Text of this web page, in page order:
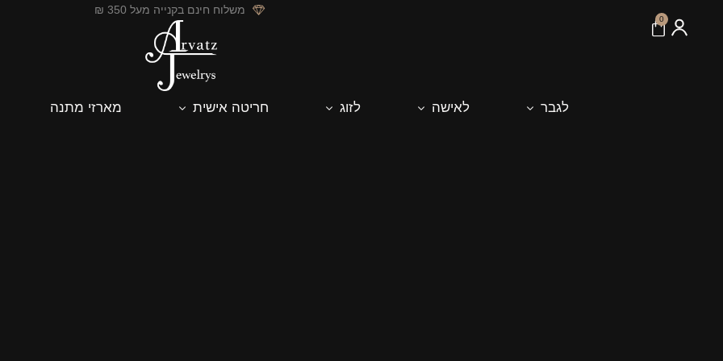
משלוח חינם בקנייה מעל 350 ₪
0
לגבר לאישה לזוג חריטה אישית מארזי מתנה